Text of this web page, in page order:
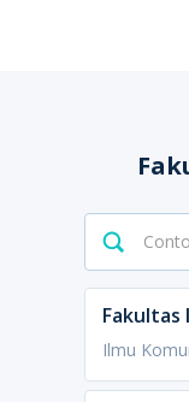
Fakultas
Ilmu